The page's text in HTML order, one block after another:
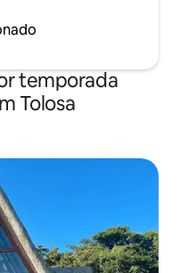
temporada
Tolosa